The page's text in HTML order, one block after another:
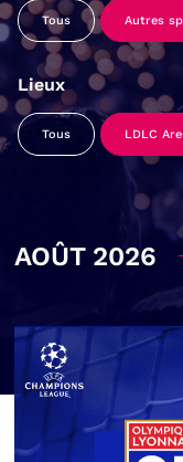
Tous Autres
Lieux
Tous LDLC
AOÛT 2026